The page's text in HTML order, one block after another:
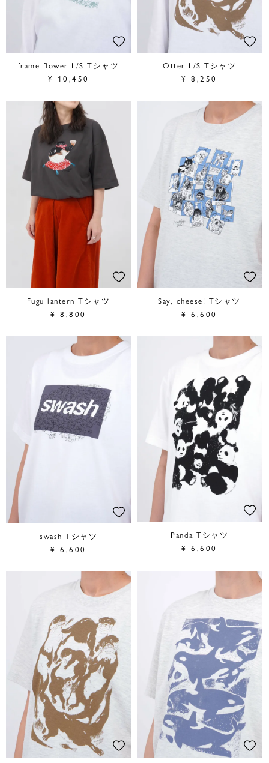
frame flower L/S Tシャツ
¥ 10,450
Otter L/S Tシャツ
¥ 8,250
Fugu lantern Tシャツ
¥ 8,800
Say, cheese! Tシャツ
¥ 6,600
swash Tシャツ
¥ 6,600
Panda Tシャツ
¥ 6,600